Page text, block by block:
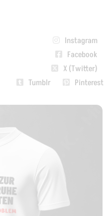
Instagram
Facebook
X (Twitter)
Tumblr
Pinterest